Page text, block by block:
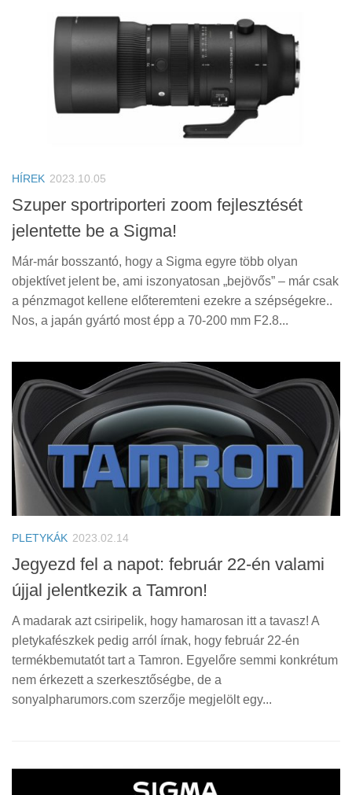
HÍREK 2023.10.05
Szuper sportriporteri zoom fejlesztését
jelentette be a Sigma!
Már-már bosszantó, hogy a Sigma egyre több olyan
objektívet jelent be, ami iszonyatosan „bejövős” – már csak
a pénzmagot kellene előteremteni ezekre a szépségekre..
Nos, a japán gyártó most épp a 70-200 mm F2.8...
PLETYKÁK 2023.02.14
Jegyezd fel a napot: február 22-én valami
újjal jelentkezik a Tamron!
A madarak azt csiripelik, hogy hamarosan itt a tavasz! A
pletykafészkek pedig arról írnak, hogy február 22-én
termékbemutatót tart a Tamron. Egyelőre semmi konkrétum
nem érkezett a szerkesztőségbe, de a
sonyalpharumors.com szerzője megjelölt egy...